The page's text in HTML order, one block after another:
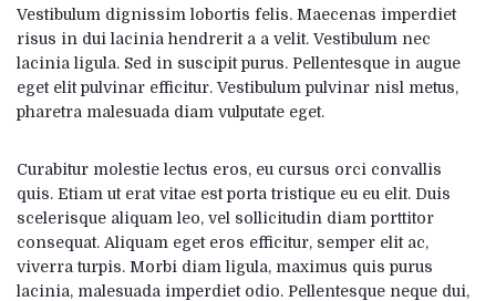
Vestibulum dignissim lobortis felis. Maecenas imperdiet
risus in dui lacinia hendrerit a a velit. Vestibulum nec
lacinia ligula. Sed in suscipit purus. Pellentesque in augue
eget elit pulvinar efficitur. Vestibulum pulvinar nisl metus,
pharetra malesuada diam vulputate eget.
Curabitur molestie lectus eros, eu cursus orci convallis
quis. Etiam ut erat vitae est porta tristique eu eu elit. Duis
scelerisque aliquam leo, vel sollicitudin diam porttitor
consequat. Aliquam eget eros efficitur, semper elit ac,
viverra turpis. Morbi diam ligula, maximus quis purus
lacinia, malesuada imperdiet odio. Pellentesque neque dui,